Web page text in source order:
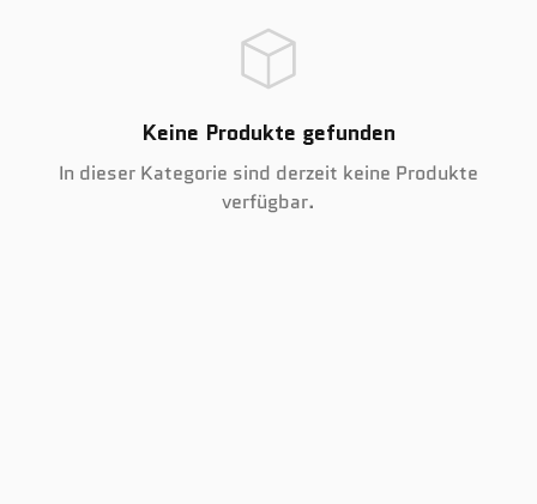
Keine Produkte gefunden
In dieser Kategorie sind derzeit keine Produkte
verfügbar.